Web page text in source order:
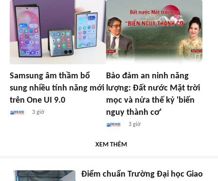
Samsung âm thầm bổ
sung nhiều tính năng mới
trên One UI 9.0
3 giờ
Bảo đảm an ninh năng
lượng: Đất nước Mặt trời
mọc và nửa thế kỷ 'biến
nguy thành cơ'
3 giờ
XEM THÊM
Điểm chuẩn Trường Đại học Giao